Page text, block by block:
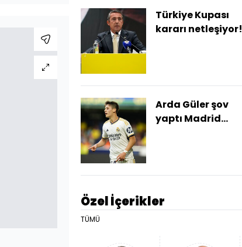
Özel İçerikler
TÜMÜ
Türkiye Kupası
kararı netleşiyor!
Arda Güler şov
yaptı Madrid